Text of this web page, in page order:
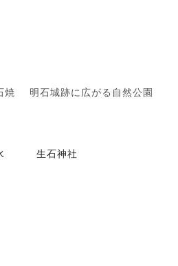
焼 明石城跡に広がる自然公園
生石神社